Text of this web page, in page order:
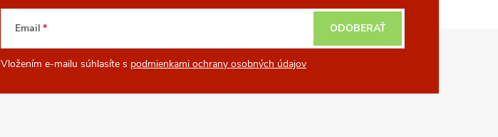
Email
Vložením e-mailu súhlasíte s podmienkami ochrany osobných údajov
ODOBERAŤ